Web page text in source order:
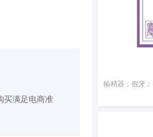
买满足电商准